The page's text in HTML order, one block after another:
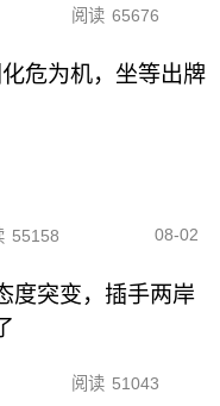
阅读 65676
危为机，坐等出牌
55158 08-02
度突变，插手两岸
阅读 51043